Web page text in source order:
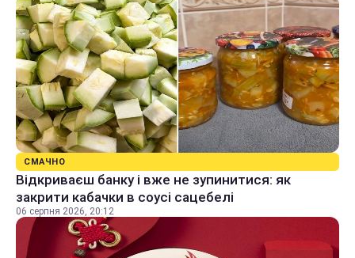
СМАЧНО
Відкриваєш банку і вже не зупинитися: як
закрити кабачки в соусі сацебелі
06 серпня 2026, 20:12